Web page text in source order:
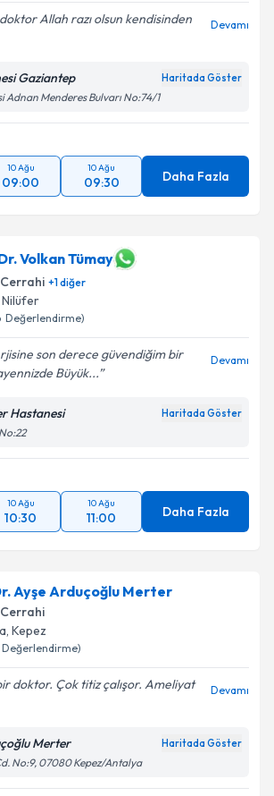
Allah razı olsun kendisinden
Devamı
Gaziantep Haritada Göster
Adnan Menderes Bulvarı No:74/1
10 Ağu
09:00
10 Ağu
09:30 Daha Fazla
Volkan Tümay
+1diğer
Nilüfer
Değerlendirme)
son derece güvendiğim bir
Büyük...
Devamı
Hastanesi Haritada Göster
10 Ağu
10:30
10 Ağu
11:00 Daha Fazla
Ayşe Arduçoğlu Merter
, Kepez
Değerlendirme)
doktor. Çok titiz çalışor. Ameliyat
Devamı
Merter Haritada Göster
No:9, 07080 Kepez/Antalya